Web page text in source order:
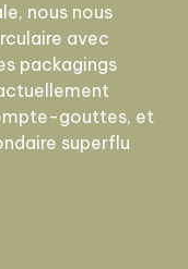
nous nous
avec
packagings
gouttes, et
superflu